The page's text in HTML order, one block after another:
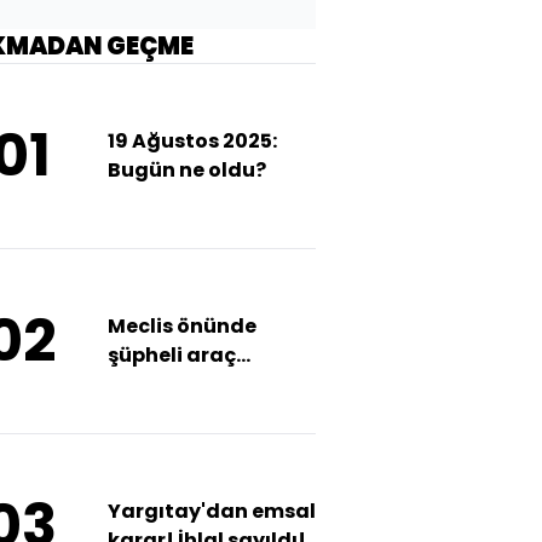
GEÇME
19 Ağustos 2025:
Bugün ne oldu?
Meclis önünde
şüpheli araç
Yargıtay'dan emsal